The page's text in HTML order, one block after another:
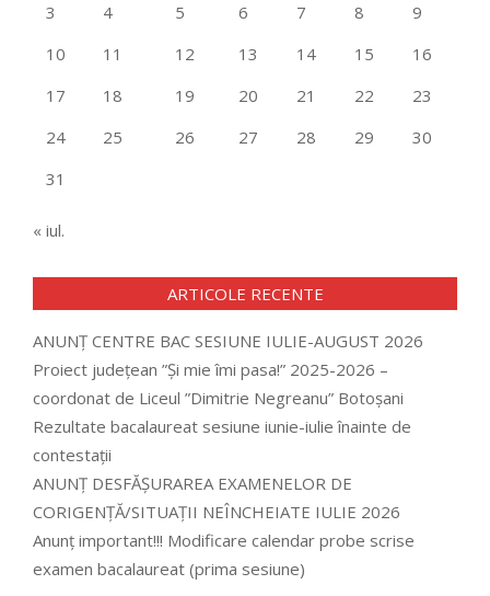
3
4 5 6 7 8
9
10
11 12 13 14 15
16
17
18 19 20 21 22
23
24
25 26 27 28 29
30
31
« iul.
ARTICOLE RECENTE
ANUNȚ CENTRE BAC SESIUNE IULIE-AUGUST 2026
Proiect județean ”Și mie îmi pasa!” 2025-2026 –
coordonat de Liceul ”Dimitrie Negreanu” Botoșani
Rezultate bacalaureat sesiune iunie-iulie înainte de
contestații
ANUNȚ DESFĂȘURAREA EXAMENELOR DE
CORIGENȚĂ/SITUAȚII NEÎNCHEIATE IULIE 2026
Anunț important!!! Modificare calendar probe scrise
examen bacalaureat (prima sesiune)